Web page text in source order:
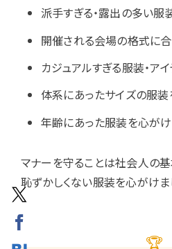
派手すぎる・露出の多い服
開催される会場の格式に
カジュアルすぎる服装・ア
体系にあったサイズの服
年齢にあった服装を心が
マナーを守ることは社会人の基
恥ずかしくない服装を心がけま
🏆